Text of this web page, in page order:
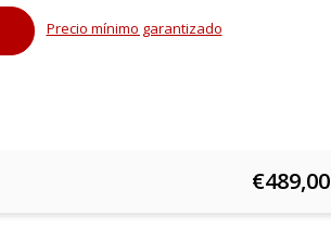
Precio mínimo garantizado
€489,00